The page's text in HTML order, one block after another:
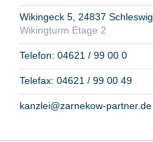
Wikingeck 5, 24837 Schleswig
Wikingturm Etage 2
Telefon: 04621 / 99 00 0
Telefax: 04621 / 99 00 49
kanzlei@zarnekow-partner.de